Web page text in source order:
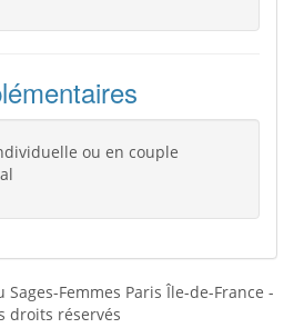
ou en couple
Femmes Paris Île-de-France -
droits réservés